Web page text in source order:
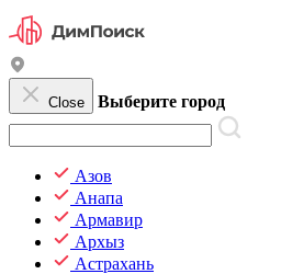
Close Выберите город
Азов
Анапа
Армавир
Архыз
Астрахань